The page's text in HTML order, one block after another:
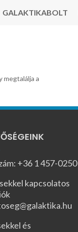
GALAKTIKABOLT
megtalálja a
+36 1 457-0250
kapcsolatos
és